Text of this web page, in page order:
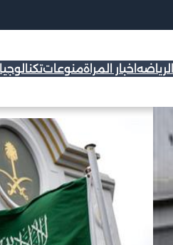
الرياضه اخبار المراةمنوعاتتكنالوجيا